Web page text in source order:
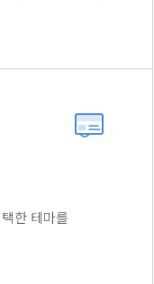
한 테마를